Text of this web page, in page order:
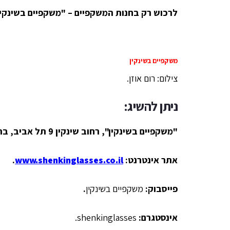
לרכוש רק בחנות המשקפיים – "משקפיים
משקפיים בשינקין
צילום: רום אוזן.
ניתן להשיג:
"משקפיים בשינקין", רחוב שינקין 9 תל אביב, ברחוב אבן גבירול 185 תל אביב וברחוב שבזי 53 תל אביב.
אתר אינטרנט:www.shenkinglasses.co.il
.
פייסבוק: משקפיים בשינקין.
אינסטגרם: